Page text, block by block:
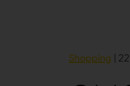
Shopping |